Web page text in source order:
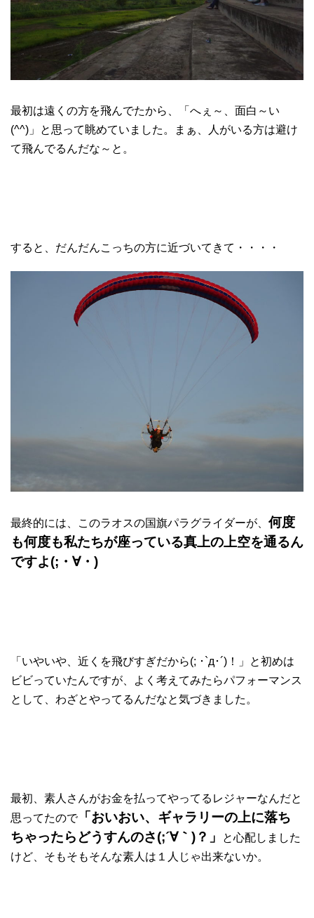
最初は遠くの方を飛んでたから、「へぇ～、面白～い
(^^)」と思って眺めていました。まぁ、人がいる方は避け
て飛んでるんだな～と。
すると、だんだんこっちの方に近づいてきて・・・・
最終的には、このラオスの国旗パラグライダーが、 何度
も何度も私たちが座っている真上の上空を通るん
ですよ(;・∀・)
「いやいや、近くを飛びすぎだから(; ･`д･´)！」と初めは
ビビっていたんですが、よく考えてみたらパフォーマンス
として、わざとやってるんだなと気づきました。
最初、素人さんがお金を払ってやってるレジャーなんだと
思ってたので「おいおい、ギャラリーの上に落ち
ちゃったらどうすんのさ(;´∀｀)？」
と心配しました
けど、そもそもそんな素人は１人じゃ出来ないか。